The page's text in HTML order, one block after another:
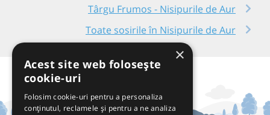
Târgu Frumos - Nisipurile de Aur
Toate sosirile în Nisipurile de Aur
×
Acest site web folosește
cookie-uri
Folosim cookie-uri pentru a personaliza
conținutul, reclamele și pentru a ne analiza